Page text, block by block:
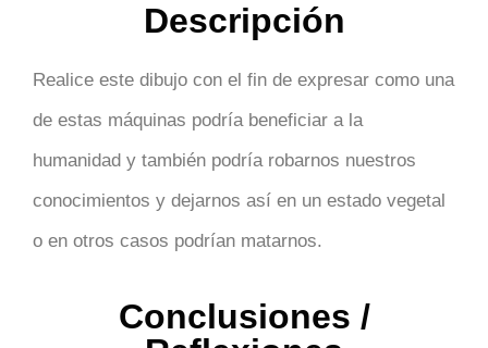
Descripción
Realice este dibujo con el fin de expresar como una
de estas máquinas podría beneficiar a la
humanidad y también podría robarnos nuestros
conocimientos y dejarnos así en un estado vegetal
o en otros casos podrían matarnos.
Conclusiones /